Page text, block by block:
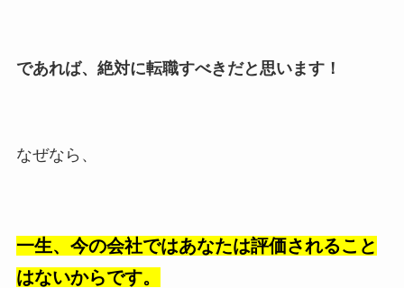
であれば、絶対に転職すべきだと思います！
なぜなら、
一生、今の会社ではあなたは評価されること
はないからです。